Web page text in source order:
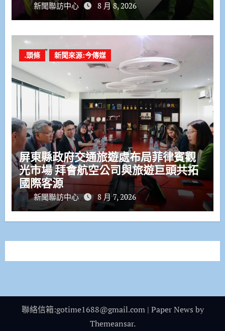
新聞聯訪中心 8 月 8, 2026
.頭條 新聞來源:今傳媒
屏東縣政府交通旅遊處布局菲律賓觀
光市場 拜會航空公司與旅遊巨頭共拓
國際客源
新聞聯訪中心 8 月 7, 2026
聯絡信箱:gotime1688@gmail.com | Paper News by
Themeansar.